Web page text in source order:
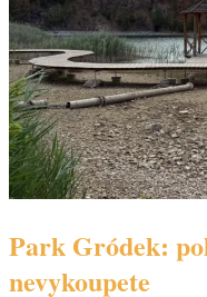
Park Gródek:
nevykoupete